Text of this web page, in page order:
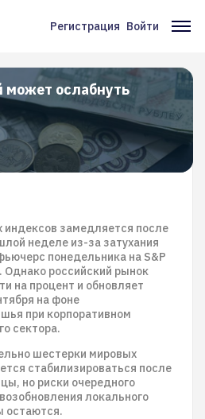
Меню
учётной
записи
пользователя
Регистрация Войти
может ослабнуть
индексов замедляется после
неделе из-за затухания
понедельника на S&P
Однако российский рынок
на процент и обновляет
на фоне
при корпоративном
сектора.
шестерки мировых
стабилизироваться после
но риски очередного
локального
остаются.